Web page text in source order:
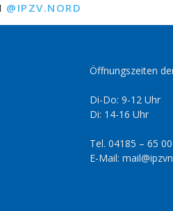
@IPZV.NORD
Öffnungszeiten
Di-Do: 9-12 Uhr
Di: 14-16 Uhr
Tel. 04185 – 65 00
E-Mail: